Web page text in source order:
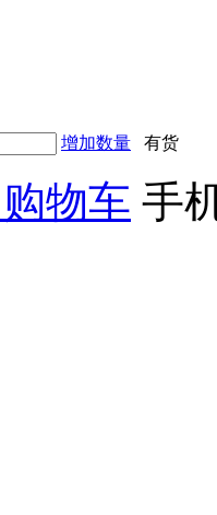
增加数量 有货
物车 手